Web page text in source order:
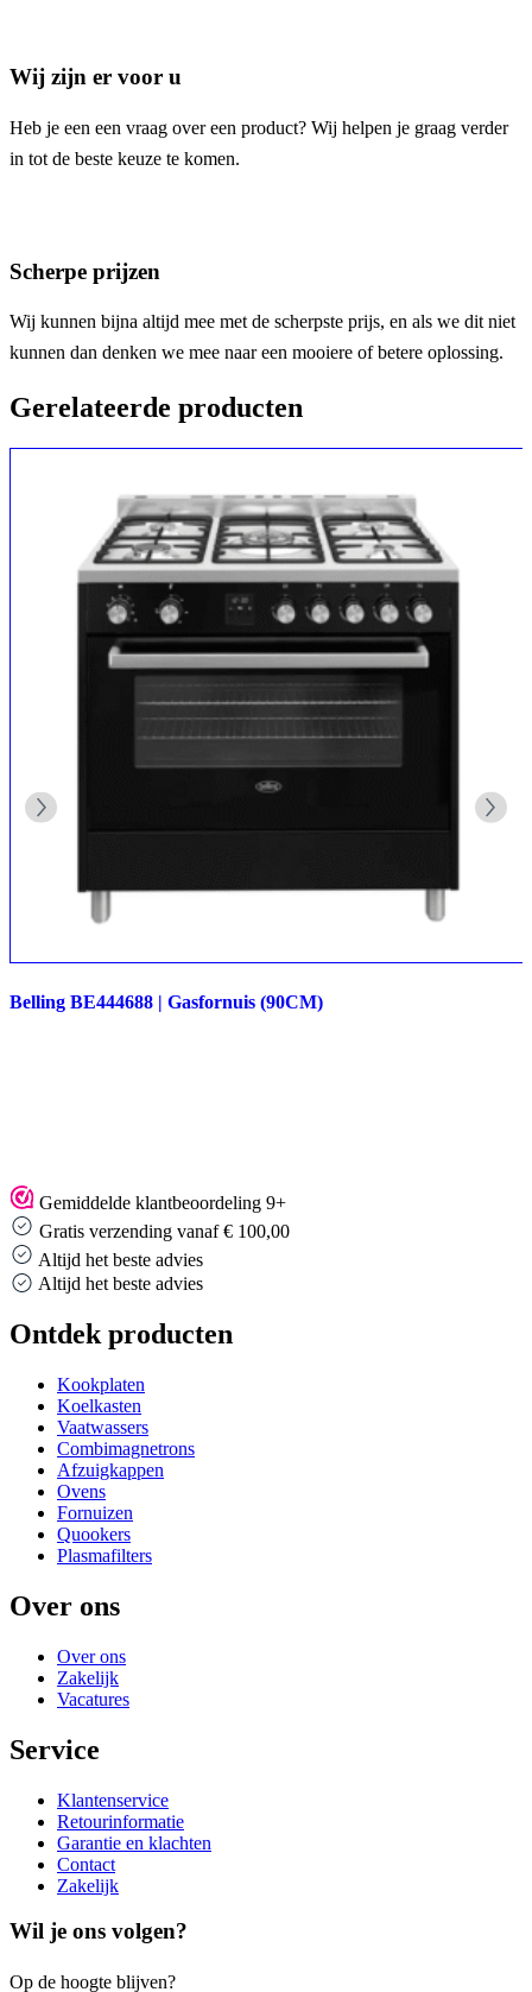
Wij zijn er voor u
Heb je een een vraag over een product? Wij helpen je graag verder
in tot de beste keuze te komen.
Scherpe prijzen
Wij kunnen bijna altijd mee met de scherpste prijs, en als we dit niet
kunnen dan denken we mee naar een mooiere of betere oplossing.
Gerelateerde producten
Belling BE444688 | Gasfornuis (90CM)
Gemiddelde klantbeoordeling 9+
Gratis verzending vanaf € 100,00
Altijd het beste advies
Altijd het beste advies
Ontdek producten
Kookplaten
Koelkasten
Vaatwassers
Combimagnetrons
Afzuigkappen
Ovens
Fornuizen
Quookers
Plasmafilters
Over ons
Over ons
Zakelijk
Vacatures
Service
Klantenservice
Retourinformatie
Garantie en klachten
Contact
Zakelijk
Wil je ons volgen?
Op de hoogte blijven?